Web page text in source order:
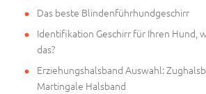
Das beste Blindenführhundgeschirr
Identifikation Geschirr für Ihren Hund,
das?
Erziehungshalsband Auswahl:
Martingale Halsband